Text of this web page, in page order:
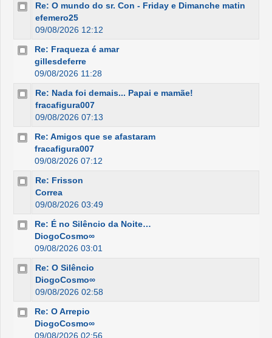
Re: O mundo do sr. Con - Friday e Dimanche matin
efemero25
09/08/2026 12:12
Re: Fraqueza é amar
gillesdeferre
09/08/2026 11:28
Re: Nada foi demais... Papai e mamãe!
fracafigura007
09/08/2026 07:13
Re: Amigos que se afastaram
fracafigura007
09/08/2026 07:12
Re: Frisson
Correa
09/08/2026 03:49
Re: É no Silêncio da Noite…
DiogoCosmo∞
09/08/2026 03:01
Re: O Silêncio
DiogoCosmo∞
09/08/2026 02:58
Re: O Arrepio
DiogoCosmo∞
09/08/2026 02:56